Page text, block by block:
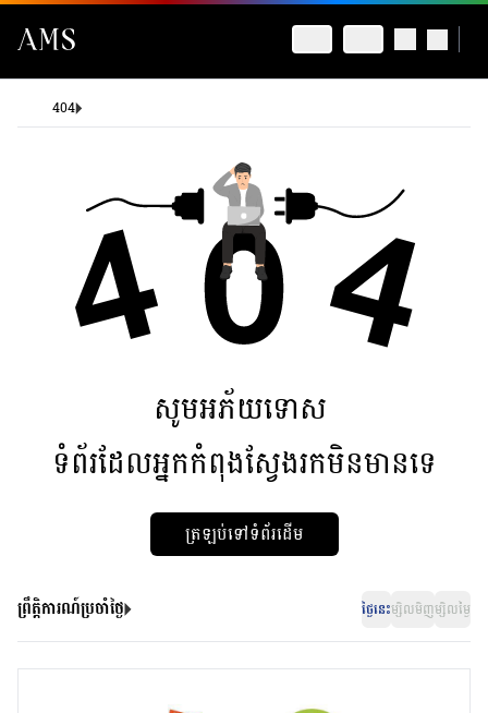
404
សូមអភ័យទោស
ទំព័រដែលអ្នកកំពុងស្វែងរកមិនមានទេ
ត្រឡប់ទៅទំព័រដើម
ព្រឹត្តិការណ៍ប្រចាំថ្ងៃ ថ្ងៃនេះម្សិលមិញម្សិលម្ងៃ